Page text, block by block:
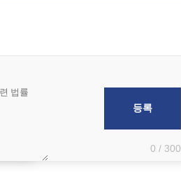
0 / 300